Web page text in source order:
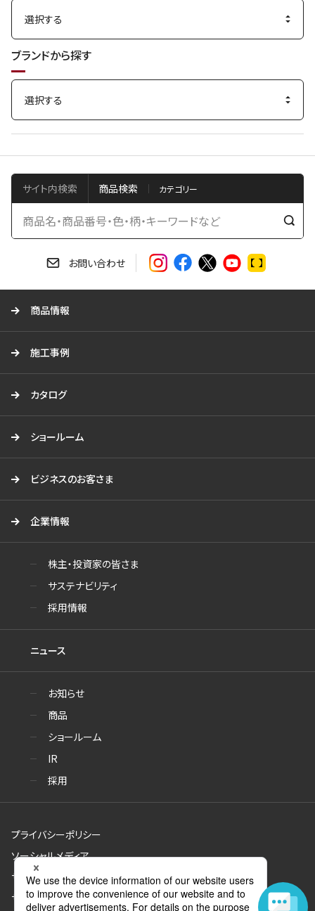
ブランドから探す
サイト内検索 商品検索
検
お問い合わせ
商品情報
施工事例
カタログ
ショールーム
ビジネスのお客さま
企業情報
株主・投資家の皆さま
サステナビリティ
採用情報
ニュース
お知らせ
商品
ショールーム
IR
採用
プライバシーポリシー
ソーシャルメディア
サイトのご利用について
サイトマップ